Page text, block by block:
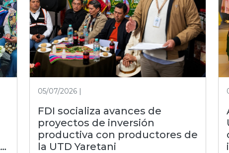
05/07/2026 |
FDI socializa avances de
proyectos de inversión
productiva con productores de
la UTD Yaretani